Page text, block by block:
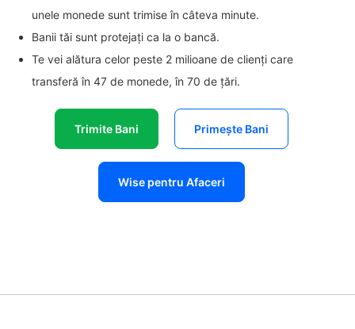
unele monede sunt trimise în câteva minute.
Banii tăi sunt protejați ca la o bancă.
Te vei alătura celor peste 2 milioane de clienți care
transferă în 47 de monede, în 70 de țări.
Trimite Bani Primește Bani
Wise pentru Afaceri